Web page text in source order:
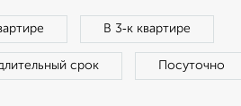
В 3‑к квартире
срок Посуточно